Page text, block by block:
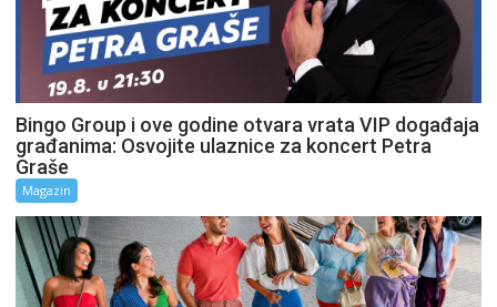
Bingo Group i ove godine otvara vrata VIP događaja
građanima: Osvojite ulaznice za koncert Petra
Graše
Magazin